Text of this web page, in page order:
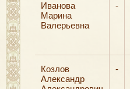
Иванова
Марина
Валерьевна
-
Козлов
Александр
-